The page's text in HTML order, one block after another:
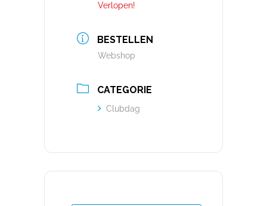
Verlopen!
BESTELLEN
Webshop
CATEGORIE
Clubdag